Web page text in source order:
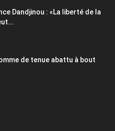
Dandjinou : «La liberté de la
de tenue abattu à bout